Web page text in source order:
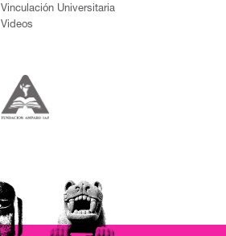
Vinculación Universitaria
Videos